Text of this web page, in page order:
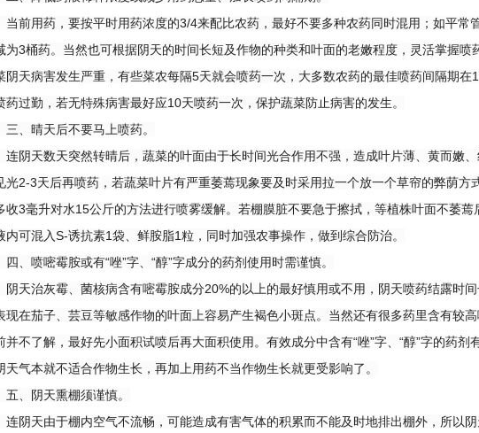
用药，要按平时用药浓度的3/4来配比农药，最好不要多种农药同时混用；如平常
为3桶药。当然也可根据阴天的时间长短及作物的种类和叶面的老嫩程度，灵活掌握
阴天病害发生严重，有些菜农每隔5天就会喷药一次，大多数农药的最佳喷药间隔期
药过勤，若无特殊病害最好应10天喷药一次，保护蔬菜防止病害的发生。
晴天后不要马上喷药。
天数天突然转晴后，蔬菜的叶面由于长时间光合作用不强，造成叶片薄、黄而嫩、
光2-3天后再喷药，若蔬菜叶片有严重萎蔫现象要及时采用拉一个放一个草帘的弊荫
收3毫升对水15公斤的方法进行喷雾缓解。若棚膜脏不要急于擦拭，等植株叶面不萎蔫
内可混入S-诱抗素1袋、鲜胺脂1粒，同时加强农事操作，做到综合防治。
喷嘧霉胺或有“唑”字、“醇”字成分的药剂使用时需谨慎。
治灰霉、菌核病含有嘧霉胺成分20%的以上的最好慎用或不用，阴天喷药结露时
现在茄子、芸豆等敏感作物的叶面上容易产生褐色小斑点。当然还有很多药里含有较
并不了解，最好先小面积试喷后再大面积使用。有效成分中含有“唑”字、“醇”字的药剂
天气本就不适合作物生长，再加上用药不当作物生长就更受影响了。
阴天熏棚须谨慎。
天由于棚内空气不流畅，可能造成有害气体的积累而不能及时地排出棚外，所以